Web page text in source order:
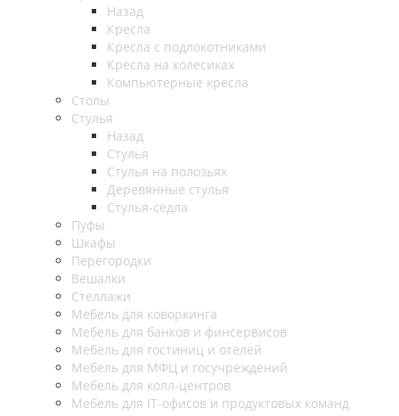
Назад
Кресла
Кресла с подлокотниками
Кресла на колесиках
Компьютерные кресла
Столы
Стулья
Назад
Стулья
Стулья на полозьях
Деревянные стулья
Стулья-седла
Пуфы
Шкафы
Перегородки
Вешалки
Стеллажи
Мебель для коворкинга
Мебель для банков и финсервисов
Мебель для гостиниц и отелей
Мебель для МФЦ и госучреждений
Мебель для колл-центров
Мебель для IT-офисов и продуктовых команд